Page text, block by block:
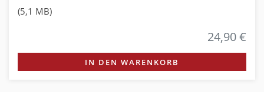
(5,1 MB)
24,90 €
IN DEN WARENKORB